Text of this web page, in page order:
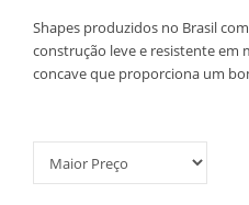
Shapes produzidos no Brasil
construção leve e resistente em
concave que proporciona um